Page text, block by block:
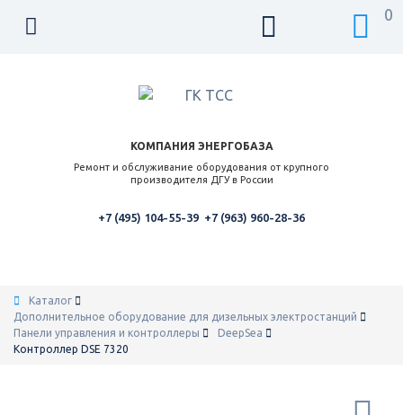
КОМПАНИЯ ЭНЕРГОБАЗА
Ремонт и обслуживание оборудования от крупного
производителя ДГУ в России
0
+7 (495) 104-55-39 +7 (963) 960-28-36
Каталог
Дополнительное оборудование для дизельных электростанций
Панели управления и контроллеры
DeepSea
Контроллер DSE 7320